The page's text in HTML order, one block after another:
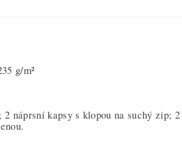
g/m²
náprsní kapsy s klopou na suchý zip;